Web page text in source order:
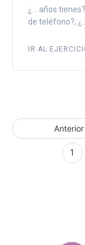
¿... años
de teléfono?,
IR AL
Anterior
1